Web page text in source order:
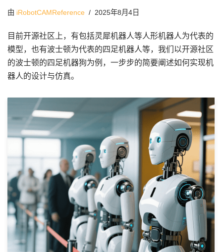
由 iRobotCAMReference 2025年8月4日
目前开源社区上，有包括灵犀机器人等人形机器人为代表的
模型，也有波士顿为代表的四足机器人等，我们以开源社区
的波士顿的四足机器狗为例，一步步的简要阐述如何实现机
器人的设计与仿真。